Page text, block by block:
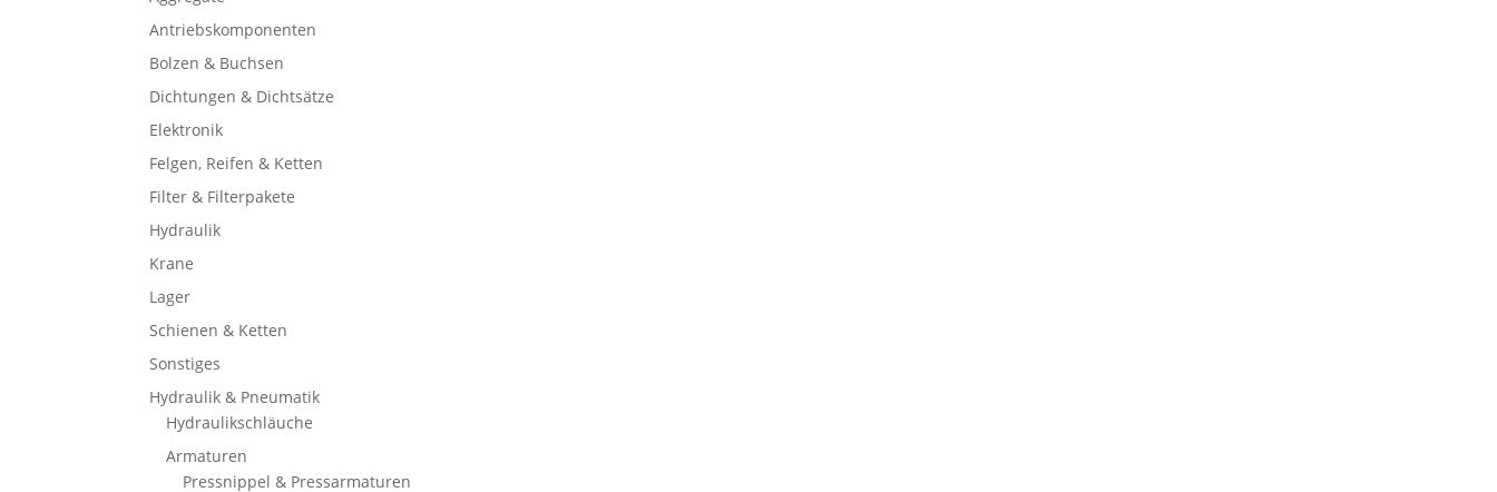
Antriebskomponenten
Bolzen & Buchsen
Dichtungen & Dichtsätze
Elektronik
Felgen, Reifen & Ketten
Filter & Filterpakete
Hydraulik
Krane
Lager
Schienen & Ketten
Sonstiges
Hydraulik & Pneumatik
Hydraulikschläuche
Armaturen
Pressnippel & Pressarmaturen